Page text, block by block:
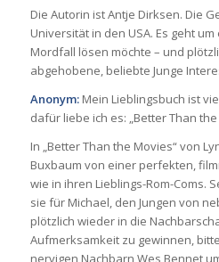
Die Autorin ist Antje Dirksen. Die
Universität in den USA. Es geht
Mordfall lösen möchte – und
abgehobene, beliebte Junge
Anonym:Mein Lieblingsbuch ist
dafür liebe ich es: „Better Than the
In „Better Than the Movies“ von
Buxbaum von einer perfekten,
wie in ihren Lieblings-Rom-Coms.
sie für Michael, den Jungen von
plötzlich wieder in die
Aufmerksamkeit zu gewinnen,
nervigen Nachbarn Wes Bennet